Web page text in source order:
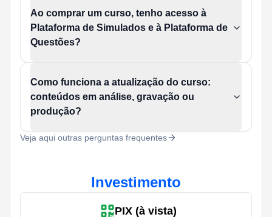
Ao comprar um curso, tenho acesso à
Plataforma de Simulados e à Plataforma de
Questões?
Como funciona a atualização do curso:
conteúdos em análise, gravação ou
produção?
Veja aqui outras perguntas frequentes
Investimento
PIX (à vista)